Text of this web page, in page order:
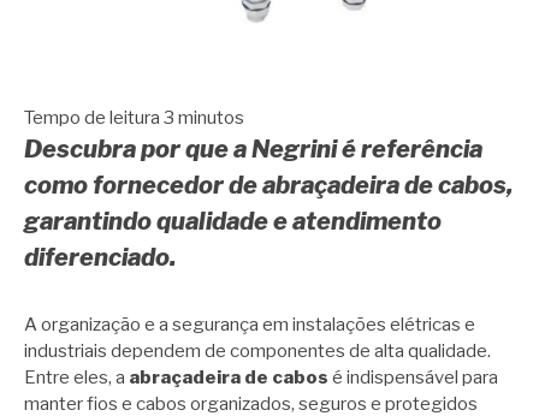
Tempo de leitura 3 minutos
Descubra por que a Negrini é referência
como fornecedor de abraçadeira de cabos,
garantindo qualidade e atendimento
diferenciado.
A organização e a segurança em instalações elétricas e
industriais dependem de componentes de alta qualidade.
Entre eles, a abraçadeira de cabos é indispensável para
manter fios e cabos organizados, seguros e protegidos